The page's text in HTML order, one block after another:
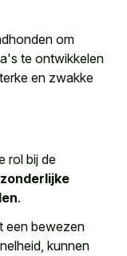
om
te ontwikkelen
en zwakke
rol bij de
.
een bewezen
kunnen